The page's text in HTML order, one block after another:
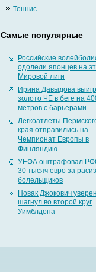
Теннис
Самые популярные
Российские
одолели японцев на
Мировой лиги
Ирина Давыдова
золото ЧЕ в беге на
метров с барьерами
Легкоатлеты
края отправились на
Чемпионат Европы в
Финляндию
УЕФА оштрафовал
30 тысяч евро за
болельщиков
Новак Джокович
шагнул во второй круг
Уимблдона